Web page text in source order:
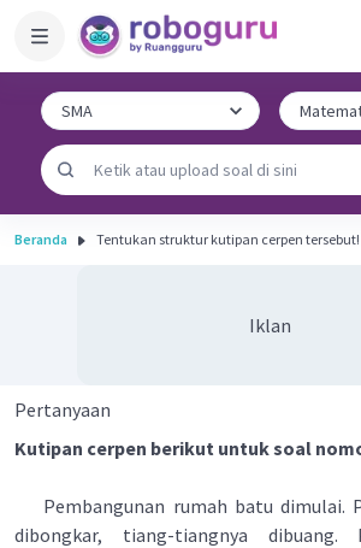
Beranda Tentukan struktur kutipan cerpen tersebut!
Iklan
Pertanyaan
Kutipan cerpen berikut untuk soal
Pembangunan rumah batu dimulai.
dibongkar, tiang-tiangnya dibuang.